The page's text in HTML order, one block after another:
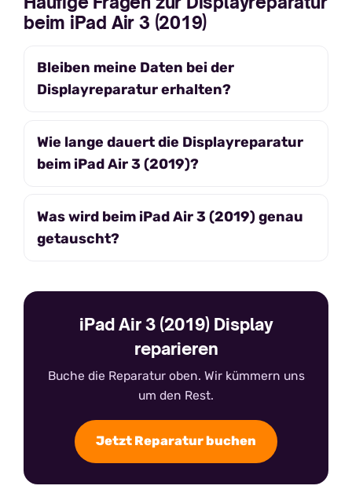
beim iPad Air 3 (2019)
Bleiben meine Daten bei der
Displayreparatur erhalten?
Wie lange dauert die Displayreparatur
beim iPad Air 3 (2019)?
Was wird beim iPad Air 3 (2019) genau
getauscht?
iPad Air 3 (2019) Display
reparieren
Buche die Reparatur oben. Wir kümmern uns
um den Rest.
Jetzt Reparatur buchen